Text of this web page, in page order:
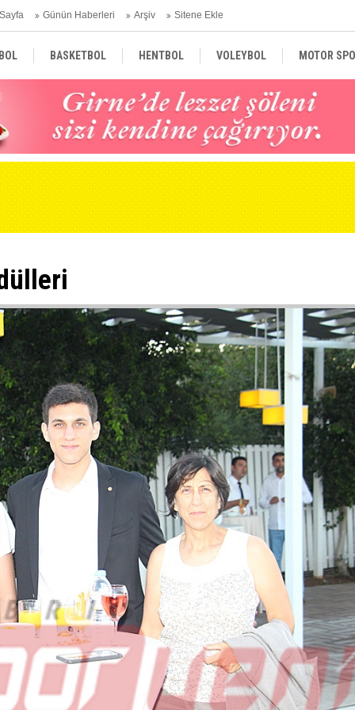
Günün Haberleri Arşiv Sitene Ekle
BASKETBOL HENTBOL VOLEYBOL MOTOR
DÜNYA